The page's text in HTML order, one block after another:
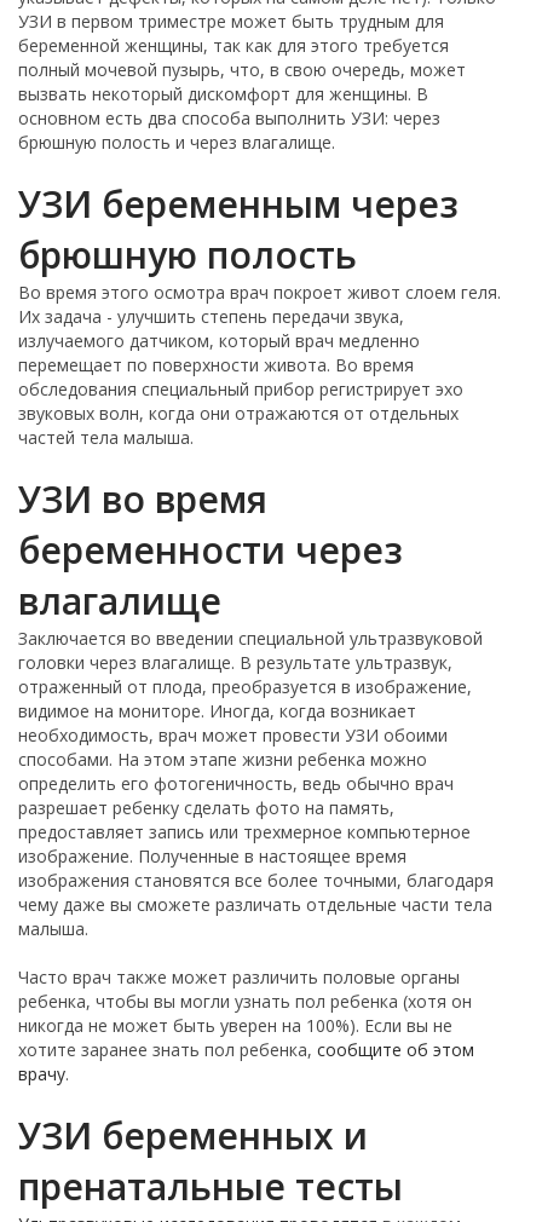
УЗИ в первом триместре может быть трудным для
беременной женщины, так как для этого требуется
полный мочевой пузырь, что, в свою очередь, может
вызвать некоторый дискомфорт для женщины. В
основном есть два способа выполнить УЗИ: через
брюшную полость и через влагалище.
УЗИ беременным через
брюшную полость
Во время этого осмотра врач покроет живот слоем геля.
Их задача - улучшить степень передачи звука,
излучаемого датчиком, который врач медленно
перемещает по поверхности живота. Во время
обследования специальный прибор регистрирует эхо
звуковых волн, когда они отражаются от отдельных
частей тела малыша.
УЗИ во время
беременности через
влагалище
Заключается во введении специальной ультразвуковой
головки через влагалище. В результате ультразвук,
отраженный от плода, преобразуется в изображение,
видимое на мониторе. Иногда, когда возникает
необходимость, врач может провести УЗИ обоими
способами. На этом этапе жизни ребенка можно
определить его фотогеничность, ведь обычно врач
разрешает ребенку сделать фото на память,
предоставляет запись или трехмерное компьютерное
изображение. Полученные в настоящее время
изображения становятся все более точными, благодаря
чему даже вы сможете различать отдельные части тела
малыша.
Часто врач также может различить половые органы
ребенка, чтобы вы могли узнать пол ребенка (хотя он
никогда не может быть уверен на 100%). Если вы не
хотите заранее знать пол ребенка, сообщите об этом
врачу.
УЗИ беременных и
пренатальные тесты